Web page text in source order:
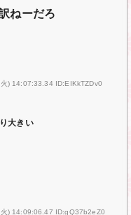
ねーだろ
) 14:07:33.34 ID:EIKkTZDv0
大きい
) 14:09:06.47 ID:gQ37b2eZ0